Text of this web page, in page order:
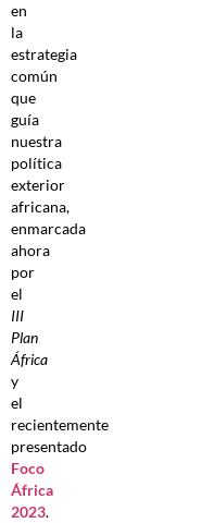
en
la
estrategia
común
que
guía
nuestra
política
exterior
africana,
enmarcada
ahora
por
el
III
Plan
África
y
el
recientemente
presentado
Foco
África
2023.